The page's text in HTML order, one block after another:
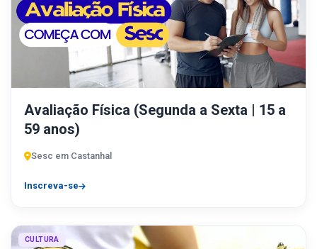
Avaliação Física (Segunda a Sexta | 15 a
59 anos)
Sesc em Castanhal
Inscreva-se
CULTURA